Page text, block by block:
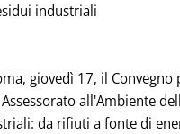
industriali
giovedì 17, il
all'Ambiente
da rifiuti a fonte di